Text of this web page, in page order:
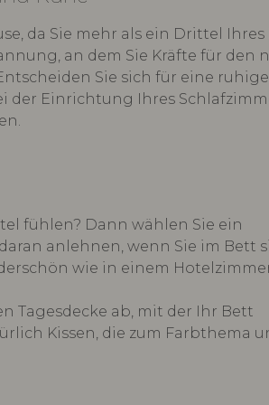
da Sie mehr als ein Drittel Ihres
an dem Sie Kräfte für den
Sie sich für eine ruhige
der Einrichtung Ihres
fühlen? Dann wählen Sie ein
anlehnen, wenn Sie im Bett
wie in einem
Tagesdecke ab, mit der Ihr Bett
Kissen, die zum Farbthema